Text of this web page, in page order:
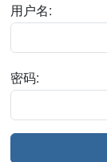
用户名:
密码: